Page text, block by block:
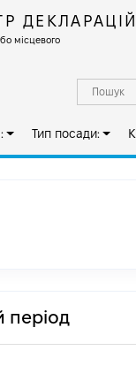
ДЕКЛАРАЦІЙ
місцевого
Тип посади:
період